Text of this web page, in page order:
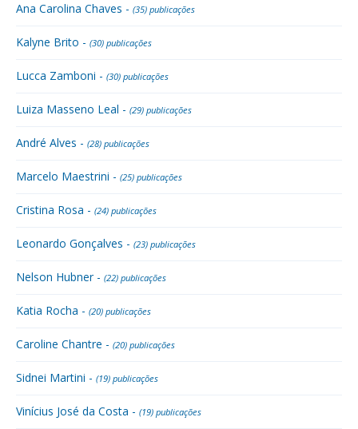
Ana Carolina Chaves - (35) publicações
Kalyne Brito - (30) publicações
Lucca Zamboni - (30) publicações
Luiza Masseno Leal - (29) publicações
André Alves - (28) publicações
Marcelo Maestrini - (25) publicações
Cristina Rosa - (24) publicações
Leonardo Gonçalves - (23) publicações
Nelson Hubner - (22) publicações
Katia Rocha - (20) publicações
Caroline Chantre - (20) publicações
Sidnei Martini - (19) publicações
Vinícius José da Costa - (19) publicações